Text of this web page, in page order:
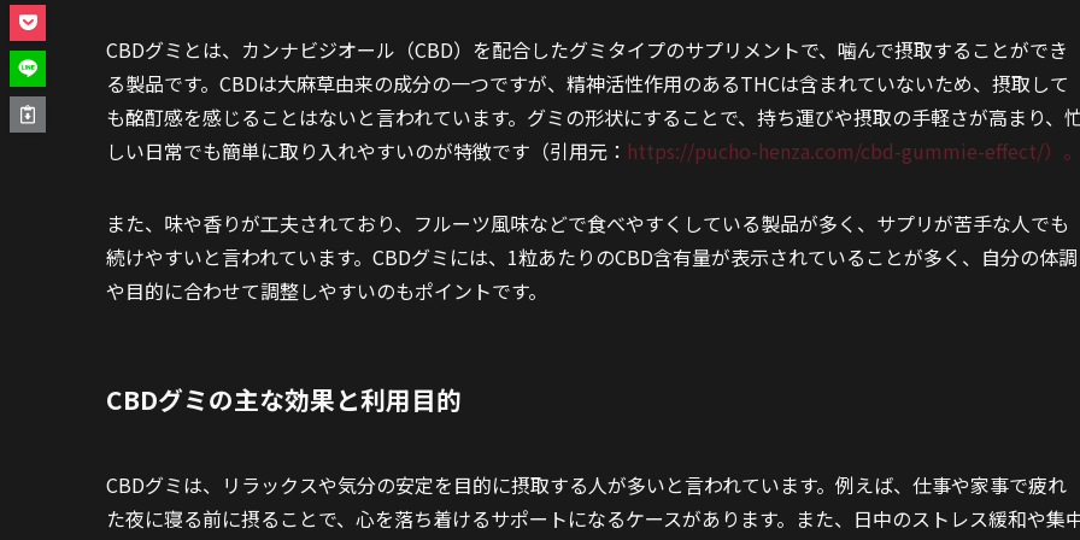
CBDグミとは、カンナビジオール（CBD）を配合したグミタイプのサプリメントで、噛んで摂取することができ
る製品です。CBDは大麻草由来の成分の一つですが、精神活性作用のあるTHCは含まれていないため、摂取して
も酩酊感を感じることはないと言われています。グミの形状にすることで、持ち運びや摂取の手軽さが高まり、
しい日常でも簡単に取り入れやすいのが特徴です（引用元： https://pucho-henza.com/cbd-gummie-effect/）。
また、味や香りが工夫されており、フルーツ風味などで食べやすくしている製品が多く、サプリが苦手な人でも
続けやすいと言われています。CBDグミには、1粒あたりのCBD含有量が表示されていることが多く、自分の体調
や目的に合わせて調整しやすいのもポイントです。
CBDグミの主な効果と利用目的
CBDグミは、リラックスや気分の安定を目的に摂取する人が多いと言われています。例えば、仕事や家事で疲れ
た夜に寝る前に摂ることで、心を落ち着けるサポートになるケースがあります。また、日中のストレス緩和や集